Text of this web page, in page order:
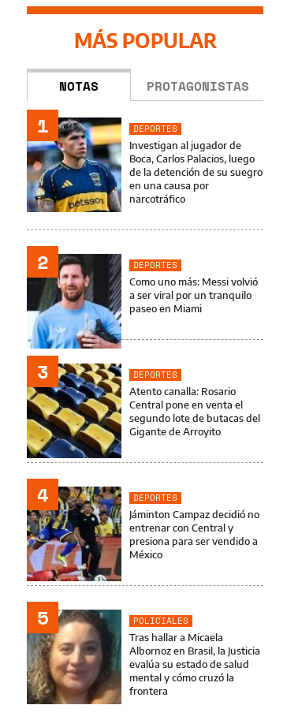
MÁS POPULAR
NOTAS PROTAGONISTAS
1
DEPORTES
Investigan al jugador de
Boca, Carlos Palacios, luego
de la detención de su suegro
en una causa por
narcotráfico
2
DEPORTES
Como uno más: Messi volvió
a ser viral por un tranquilo
paseo en Miami
3
DEPORTES
Atento canalla: Rosario
Central pone en venta el
segundo lote de butacas del
Gigante de Arroyito
4
DEPORTES
Jáminton Campaz decidió no
entrenar con Central y
presiona para ser vendido a
México
5
POLICIALES
Tras hallar a Micaela
Albornoz en Brasil, la Justicia
evalúa su estado de salud
mental y cómo cruzó la
frontera